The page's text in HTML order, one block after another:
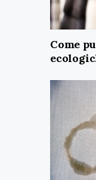
Come